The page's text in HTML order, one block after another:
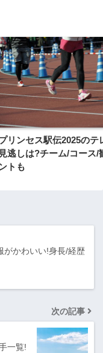
リンセス駅伝2025のテ
見逃しは?チーム/コース/
トも
がかわいい!身長/経歴
次の記事
一覧!